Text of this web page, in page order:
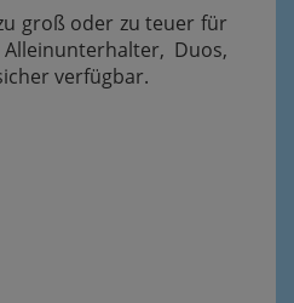
groß oder zu teuer für
Duos,
verfügbar.